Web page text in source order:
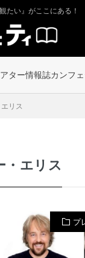
たい』がここにある！
ター情報誌カンフ
リス
・エリス
プ